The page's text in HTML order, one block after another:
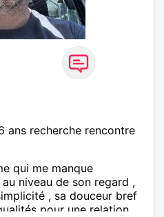
ans recherche rencontre
qui me manque
niveau de son regard ,
, sa douceur bref
pour une relation